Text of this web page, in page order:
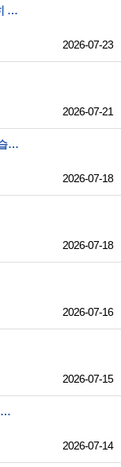
디테일링 배우고 싶습니다! (열심히 배워서 창업해보는게 꿈입니다!)
2026-07-23
2026-07-21
손세차,스팀세차 일자리를 찾고있습니다
2026-07-18
2026-07-18
2026-07-16
2026-07-15
천안에서 광택일 지원합니다 자신 있습니다
2026-07-14